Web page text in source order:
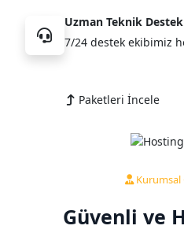
Uzman Teknik Destek
7/24 destek ekibimiz
Paketleri İncele
Kurumsal
Güvenli ve